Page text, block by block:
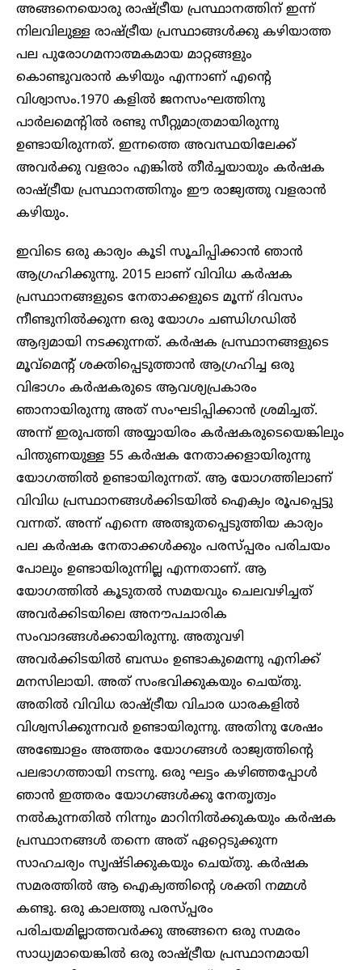
അങ്ങനെയൊരു രാഷ്ട്രീയ പ്രസ്ഥാനത്തിന് ഇന്ന്
നിലവിലുള്ള രാഷ്ട്രീയ പ്രസ്ഥാങ്ങൾക്കു കഴിയാത്ത
പല പുരോഗമനാത്മകമായ മാറ്റങ്ങളും
കൊണ്ടുവരാൻ കഴിയും എന്നാണ് എന്റെ
വിശ്വാസം.1970 കളിൽ ജനസംഘത്തിനു
പാർലമെന്റിൽ രണ്ടു സീറ്റുമാത്രമായിരുന്നു
ഉണ്ടായിരുന്നത്. ഇന്നത്തെ അവസ്ഥയിലേക്ക്
അവർക്കു വളരാം എങ്കിൽ തീർച്ചയായും കർഷക
രാഷ്ട്രീയ പ്രസ്ഥാനത്തിനും ഈ രാജ്യത്തു വളരാൻ
കഴിയും.
ഇവിടെ ഒരു കാര്യം കൂടി സൂചിപ്പിക്കാൻ ഞാൻ
ആഗ്രഹിക്കുന്നു. 2015 ലാണ് വിവിധ കർഷക
പ്രസ്ഥാനങ്ങളുടെ നേതാക്കളുടെ മൂന്ന് ദിവസം
നീണ്ടുനിൽക്കുന്ന ഒരു യോഗം ചണ്ഡിഗഡിൽ
ആദ്യമായി നടക്കുന്നത്. കർഷക പ്രസ്ഥാനങ്ങളുടെ
മൂവ്മെന്റ് ശക്തിപ്പെടുത്താൻ ആഗ്രഹിച്ച ഒരു
വിഭാഗം കർഷകരുടെ ആവശ്യപ്രകാരം
ഞാനായിരുന്നു അത് സംഘടിപ്പിക്കാൻ ശ്രമിച്ചത്.
അന്ന് ഇരുപത്തി അയ്യായിരം കർഷകരുടെയെങ്കിലും
പിന്തുണയുള്ള 55 കർഷക നേതാക്കളായിരുന്നു
യോഗത്തിൽ ഉണ്ടായിരുന്നത്. ആ യോഗത്തിലാണ്
വിവിധ പ്രസ്ഥാനങ്ങൾക്കിടയിൽ ഐക്യം രൂപപ്പെട്ടു
വന്നത്. അന്ന് എന്നെ അത്ഭുതപ്പെടുത്തിയ കാര്യം
പല കർഷക നേതാക്കൾക്കും പരസ്പ്പരം പരിചയം
പോലും ഉണ്ടായിരുന്നില്ല എന്നതാണ്. ആ
യോഗത്തിൽ കൂടുതൽ സമയവും ചെലവഴിച്ചത്
അവർക്കിടയിലെ അനൗപചാരിക
സംവാദങ്ങൾക്കായിരുന്നു. അതുവഴി
അവർക്കിടയിൽ ബന്ധം ഉണ്ടാകുമെന്നു എനിക്ക്
മനസിലായി. അത് സംഭവിക്കുകയും ചെയ്തു.
അതിൽ വിവിധ രാഷ്ട്രീയ വിചാര ധാരകളിൽ
വിശ്വസിക്കുന്നവർ ഉണ്ടായിരുന്നു. അതിനു ശേഷം
അഞ്ചോളം അത്തരം യോഗങ്ങൾ രാജ്യത്തിന്റെ
പലഭാഗത്തായി നടന്നു. ഒരു ഘട്ടം കഴിഞ്ഞപ്പോൾ
ഞാൻ ഇത്തരം യോഗങ്ങൾക്കു നേതൃത്വം
നൽകുന്നതിൽ നിന്നും മാറിനിൽക്കുകയും കർഷക
പ്രസ്ഥാനങ്ങൾ തന്നെ അത് ഏറ്റെടുക്കുന്ന
സാഹചര്യം സൃഷ്ടിക്കുകയും ചെയ്തു. കർഷക
സമരത്തിൽ ആ ഐക്യത്തിന്റെ ശക്തി നമ്മൾ
കണ്ടു. ഒരു കാലത്തു പരസ്പ്പരം
പരിചയമില്ലാത്തവർക്കു അങ്ങനെ ഒരു സമരം
സാധ്യമായെങ്കിൽ ഒരു രാഷ്ട്രീയ പ്രസ്ഥാനമായി